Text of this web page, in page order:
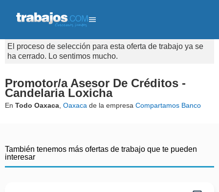
El proceso de selección para esta oferta de trabajo ya se
ha cerrado. Lo sentimos mucho.
Promotor/a Asesor De Créditos -
Candelaria Loxicha
En Todo Oaxaca Oaxaca de la empresa Compartamos Banco
También tenemos más ofertas de trabajo que te pueden
interesar